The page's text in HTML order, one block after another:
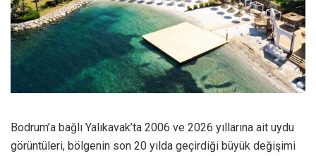
Bodrum’a bağlı Yalıkavak’ta 2006 ve 2026 yıllarına ait uydu
görüntüleri, bölgenin son 20 yılda geçirdiği büyük değişimi